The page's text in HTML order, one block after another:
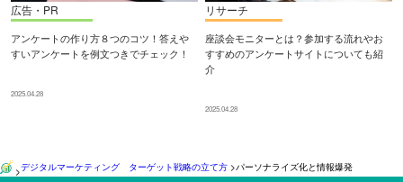
広告・PR
アンケートの作り方８つのコツ！答えや
すいアンケートを例文つきでチェック！
2025.04.28
リサーチ
座談会モニターとは？参加する流れやお
すすめのアンケートサイトについても紹
介
2025.04.28
>デジタルマーケティング ターゲット戦略の立て方>パーソナライズ化と情報爆発